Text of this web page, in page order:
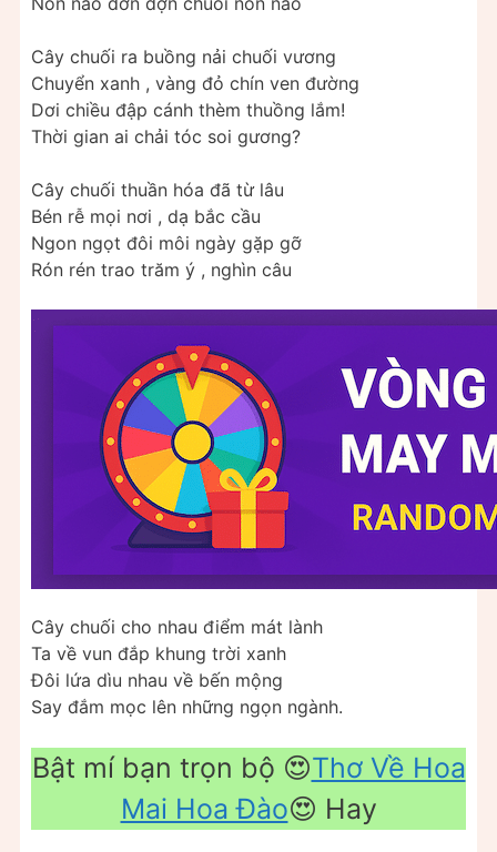
Cây chuối ra buồng nải chuối vương
Chuyển xanh , vàng đỏ chín ven đường
Dơi chiều đập cánh thèm thuồng lắm!
Thời gian ai chải tóc soi gương?
Cây chuối thuần hóa đã từ lâu
Bén rễ mọi nơi , dạ bắc cầu
Ngon ngọt đôi môi ngày gặp gỡ
Rón rén trao trăm ý , nghìn câu
Cây chuối cho nhau điểm mát lành
Ta về vun đắp khung trời xanh
Đôi lứa dìu nhau về bến mộng
Say đắm mọc lên những ngọn ngành.
Bật mí bạn trọn bộ 😍Thơ Về Hoa
Mai Hoa Đào😍 Hay